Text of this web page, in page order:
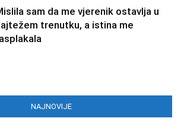
sam da me vjerenik ostavlja u
trenutku, a istina me
NAJNOVIJE